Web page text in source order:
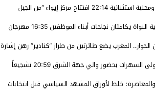
استثنائية22:14 افتتاح مركز إيواء “من الجيل
يكافئان نجاحات أبناء الموظفين 16:35 مهرجان
المغرب يضع طائرتين من طراز “كنادير” رهن إشارة
20:59 تشجيعاً
خلط لأوراق المشهد السياسي قبل انتخابات